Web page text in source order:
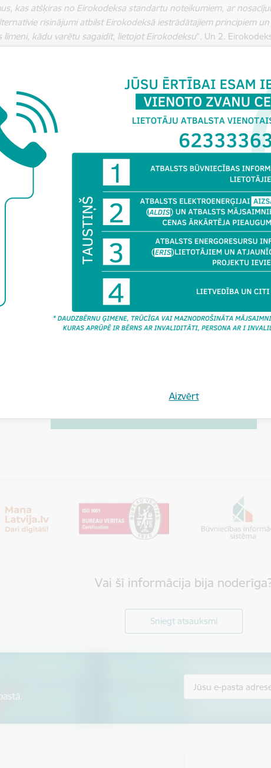
Aizvērt
kas atšķiras no Eirokodeksa standartu noteikumiem, ar
risinājumi atbilst Eirokodeksā iestrādātajiem principiem
kādu varētu sagaidīt, lietojot Eirokodeksu”. Un 2.
aprēķinu risinājumus, kas atbilst Eirokodeksā
ekspluatējamības un ilgizturības līmeni, kādu varētu sagaidīt
shop.fib-international.org/publications/model-code-
iegādāties tikai papīra formātā, bet tāda ir FIB politika – ir
internetā.
Vai šī informācija bija
Sniegt atsauksmi